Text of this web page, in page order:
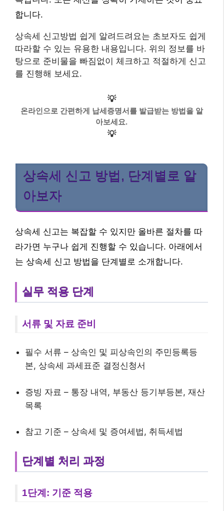
합니다.
상속세 신고방법 쉽게 알려드려요는 초보자도 쉽게
따라할 수 있는 유용한 내용입니다. 위의 정보를 바
탕으로 준비물을 빠짐없이 체크하고 적절하게 신고
를 진행해 보세요.
💡
온라인으로 간편하게 납세증명서를 발급받는 방법을 알
아보세요.
💡
상속세 신고 방법, 단계별로 알
아보자
상속세 신고는 복잡할 수 있지만 올바른 절차를 따
라가면 누구나 쉽게 진행할 수 있습니다. 아래에서
는 상속세 신고 방법을 단계별로 소개합니다.
실무 적용 단계
서류 및 자료 준비
필수 서류 – 상속인 및 피상속인의 주민등록등
본, 상속세 과세표준 결정신청서
증빙 자료 – 통장 내역, 부동산 등기부등본, 재산
목록
참고 기준 – 상속세 및 증여세법, 취득세법
단계별 처리 과정
1단계: 기준 적용